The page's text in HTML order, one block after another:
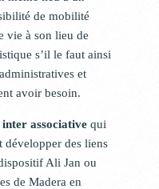
de mobilité
vie à son lieu de
s’il le faut ainsi
et
avoir besoin.
associative qui
développer des liens
Ali Jan ou
de Madera en